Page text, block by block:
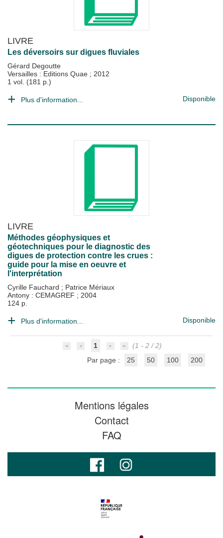
LIVRE
Les déversoirs sur digues fluviales
Gérard Degoutte
Versailles : Editions Quae ; 2012
1 vol. (181 p.)
Plus d'information... Disponible
LIVRE
Méthodes géophysiques et
géotechniques pour le diagnostic des
digues de protection contre les crues :
guide pour la mise en oeuvre et
l'interprétation
Cyrille Fauchard ; Patrice Mériaux
Antony : CEMAGREF ; 2004
124 p.
Plus d'information... Disponible
1
(1 - 2 / 2)
Par page :
25 50 100 200
Mentions légales
Contact
FAQ